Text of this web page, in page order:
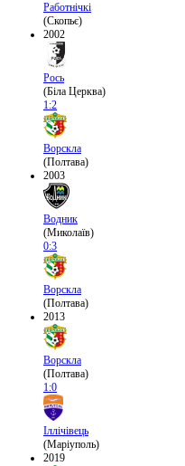
Работнічкі
(Скопьє)
2002
Рось
(Біла Церква)
1:2
Ворскла
(Полтава)
2003
Водник
(Миколаїв)
0:3
Ворскла
(Полтава)
2013
Ворскла
(Полтава)
1:0
Іллічівець
(Маріуполь)
2019